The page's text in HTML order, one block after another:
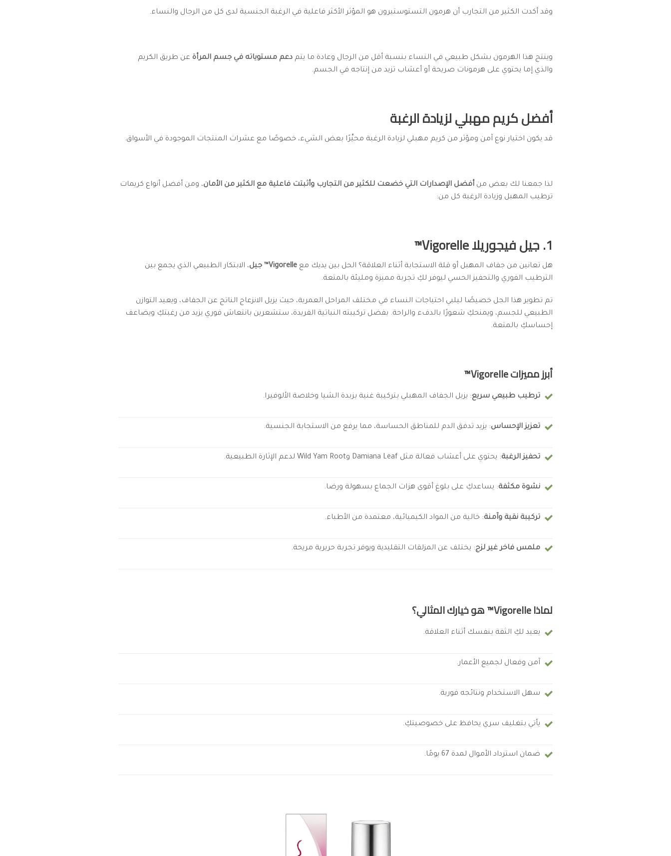
وقد أكدت الكثير من التجارب أن هرمون التستوستيرون هو المؤثر الأكثر فاعلية في الرغبة الجنسية لدى كل من الرجال والنساء.
وينتج هذا الهرمون بشكل طبيعي في النساء بنسبة أقل من الرجال وعادة ما يتم دعم مستوياته في جسم المرأة عن طريق الكريم
والذي إما يحتوي على هرمونات صريحة أو أعشاب تزيد من إنتاجه في الجسم.
أفضل كريم مهبلي لزيادة الرغبة
قد يكون اختيار نوع آمن ومؤثر من كريم مهبلي لزيادة الرغبة محيِّرًا بعض الشيء، خصوصًا مع عشرات المنتجات الموجودة في الأسواق.
لذا جمعنا لك بعض من أفضل الإصدارات التي خضعت للكثير من التجارب وأثبتت فاعلية مع الكثير من الأمان، ومن أفضل أنواع كريمات
ترطيب المهبل وزيادة الرغبة كل من:
1. جيل فيجوريلا Vigorelle™
هل تعانين من جفاف المهبل أو قلة الاستجابة أثناء العلاقة؟ الحل بين يديك مع Vigorelle™ جيل
، الابتكار الطبيعي الذي يجمع بين
الترطيب الفوري والتحفيز الحسي ليوفر لكِ تجربة مميزة ومليئة بالمتعة.
تم تطوير هذا الجل خصيصًا ليلبي احتياجات النساء في مختلف المراحل العمرية، حيث يزيل الانزعاج الناتج عن الجفاف، ويعيد التوازن
الطبيعي للجسم، ويمنحكِ شعورًا بالدفء والراحة. بفضل تركيبته النباتية الفريدة، ستشعرين بانتعاش فوري يزيد من رغبتكِ ويضاعف
إحساسكِ بالمتعة.
أبرز مميزات Vigorelle™
ترطيب طبيعي سريع: يزيل الجفاف المهبلي بتركيبة غنية بزبدة الشيا وخلاصة الألوفيرا.
تعزيز الإحساس: يزيد تدفق الدم للمناطق الحساسة، مما يرفع من الاستجابة الجنسية.
تحفيز الرغبة: يحتوي على أعشاب فعالة مثل Damiana Leaf وWild Yam Root لدعم الإثارة الطبيعية.
نشوة مكثفة: يساعدكِ على بلوغ أقوى هزات الجماع بسهولة ورضا.
تركيبة نقية وآمنة: خالية من المواد الكيميائية، معتمدة من الأطباء.
ملمس فاخر غير لزج: يختلف عن المزلقات التقليدية ويوفر تجربة حريرية مريحة.
لماذا Vigorelle™ هو خيارك المثالي؟
يعيد لكِ الثقة بنفسك أثناء العلاقة.
آمن وفعال لجميع الأعمار.
سهل الاستخدام ونتائجه فورية.
يأتي بتغليف سري يحافظ على خصوصيتكِ.
ضمان استرداد الأموال لمدة 67 يومًا.